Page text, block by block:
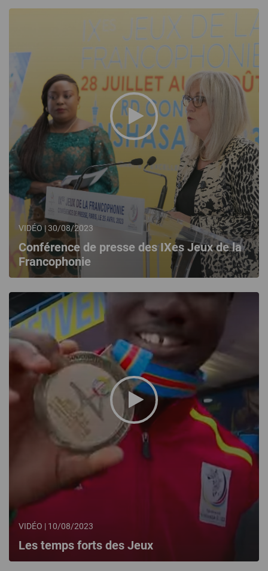
VIDÉO | 30/08/2023
Conférence de presse des IXes Jeux de la
Francophonie
VIDÉO | 10/08/2023
Les temps forts des Jeux